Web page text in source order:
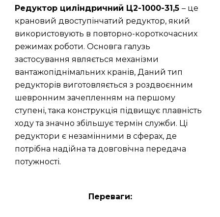
Редуктор циліндричний Ц2-1000-31,5 – це
крановий двоступінчатий редуктор, який
використовують в повторно-короткочасних
режимах роботи. Основга галузь
застосування являється механізми
вантажопіднімальних кранів, Даний тип
редукторів виготовляється з роздвоєнним
шевронним зачепленням на першому
ступені, така конструкція підвищує плавність
ходу та значно збільшує термін служби. Ці
редуктори є незамінними в сферах, де
потрібна надійна та довговічна передача
потужності.
Переваги: